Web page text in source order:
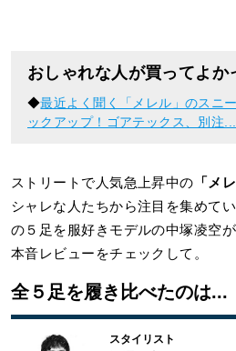
おしゃれな人が買ってよか
◆最近よく聞く「メレル」のスニ
ックアップ！ゴアテックス、別注
ストリートで人気急上昇中の 「メ
シャレな人たちから注目を集めて
の５足を服好きモデルの中塚凌空
本音レビューをチェックして。
全５足を履き比べたのは...
スタイリスト